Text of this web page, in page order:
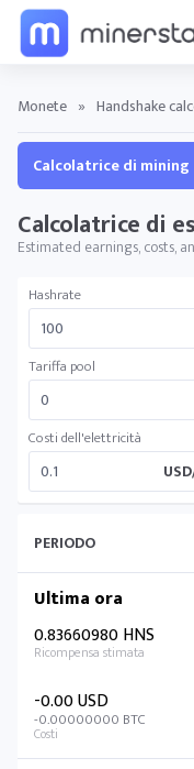
Monete » Handshake
Calcolatrice di mining
Calcolatrice di
Estimated earnings, costs,
Hashrate
Tariffa pool
Costi dell'elettricità
PERIODO
Ultima ora
0.83660980 HNS
-0.00 USD
-0.00000000 BTC